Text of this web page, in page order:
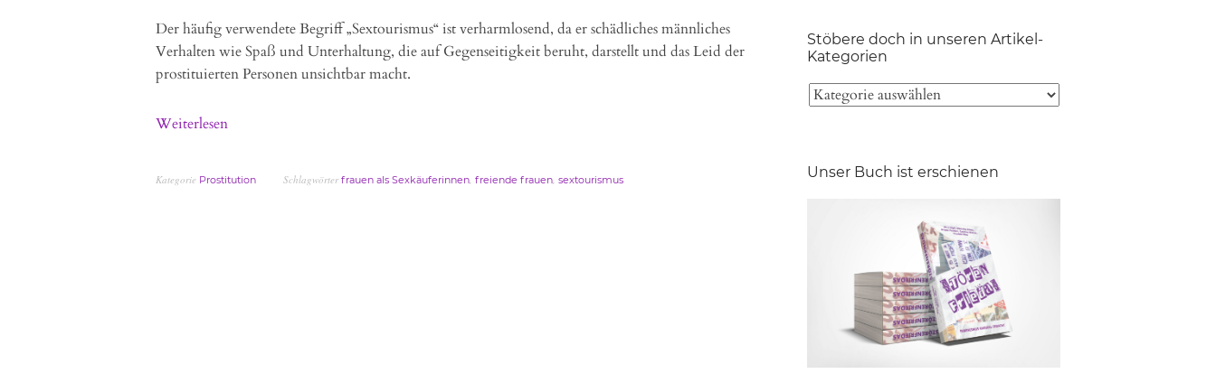
Der häufig verwendete Begriff „Sextourismus“ ist verharmlosend, da er schädliches männliches
Verhalten wie Spaß und Unterhaltung, die auf Gegenseitigkeit beruht, darstellt und das Leid der
prostituierten Personen unsichtbar macht.
Weiterlesen
Kategorie Prostitution Schlagwörterfrauen als Sexkäuferinnen, freiende frauen, sextourismus
Stöbere doch in unseren Artikel-
Kategorien
Unser Buch ist erschienen